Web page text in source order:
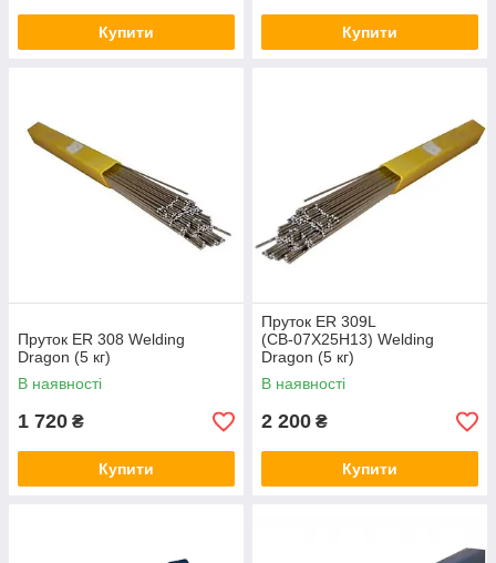
Купити Купити
Пруток ER 308 Welding
Dragon (5 кг)
В наявності
1 720 ₴
Купити
Пруток ER 309L
(СВ-07Х25Н13) Welding
Dragon (5 кг)
В наявності
2 200 ₴
Купити